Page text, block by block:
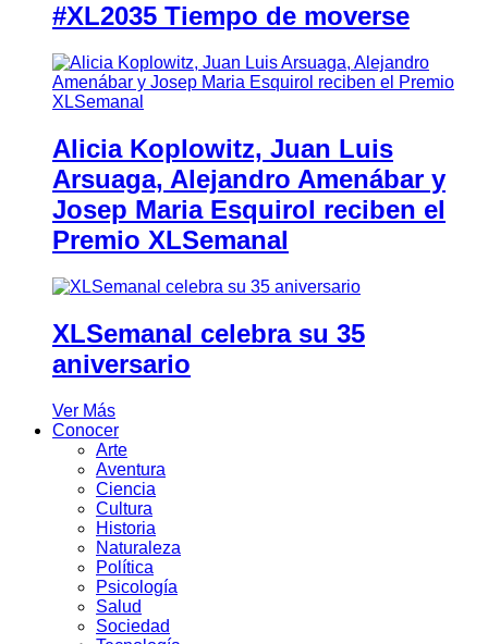
#XL2035 Tiempo de moverse
Alicia Koplowitz, Juan Luis
Arsuaga, Alejandro Amenábar y
Josep Maria Esquirol reciben el
Premio XLSemanal
XLSemanal celebra su 35
aniversario
Ver Más
Conocer
Arte
Aventura
Ciencia
Cultura
Historia
Naturaleza
Política
Psicología
Salud
Sociedad